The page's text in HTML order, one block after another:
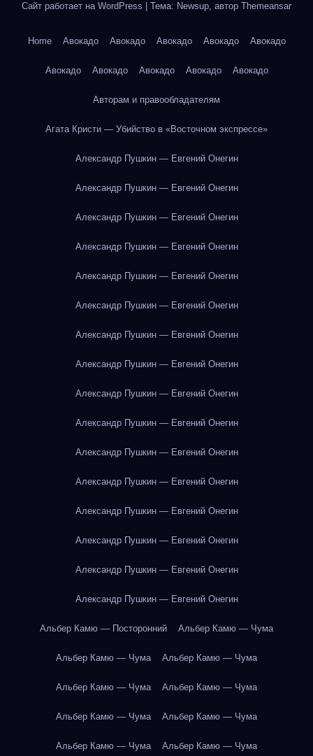
Сайт работает на WordPress Тема: Newsup, автор Themeansar
Home Авокадо Авокадо Авокадо Авокадо Авокадо
Авокадо Авокадо Авокадо Авокадо Авокадо
Авторам и правообладателям
Агата Кристи — Убийство в «Восточном экспрессе»
Александр Пушкин — Евгений Онегин
Александр Пушкин — Евгений Онегин
Александр Пушкин — Евгений Онегин
Александр Пушкин — Евгений Онегин
Александр Пушкин — Евгений Онегин
Александр Пушкин — Евгений Онегин
Александр Пушкин — Евгений Онегин
Александр Пушкин — Евгений Онегин
Александр Пушкин — Евгений Онегин
Александр Пушкин — Евгений Онегин
Александр Пушкин — Евгений Онегин
Александр Пушкин — Евгений Онегин
Александр Пушкин — Евгений Онегин
Александр Пушкин — Евгений Онегин
Александр Пушкин — Евгений Онегин
Александр Пушкин — Евгений Онегин
Альбер Камю — Посторонний Альбер Камю — Чума
Альбер Камю — Чума Альбер Камю — Чума
Альбер Камю — Чума Альбер Камю — Чума
Альбер Камю — Чума Альбер Камю — Чума
Альбер Камю — Чума Альбер Камю — Чума